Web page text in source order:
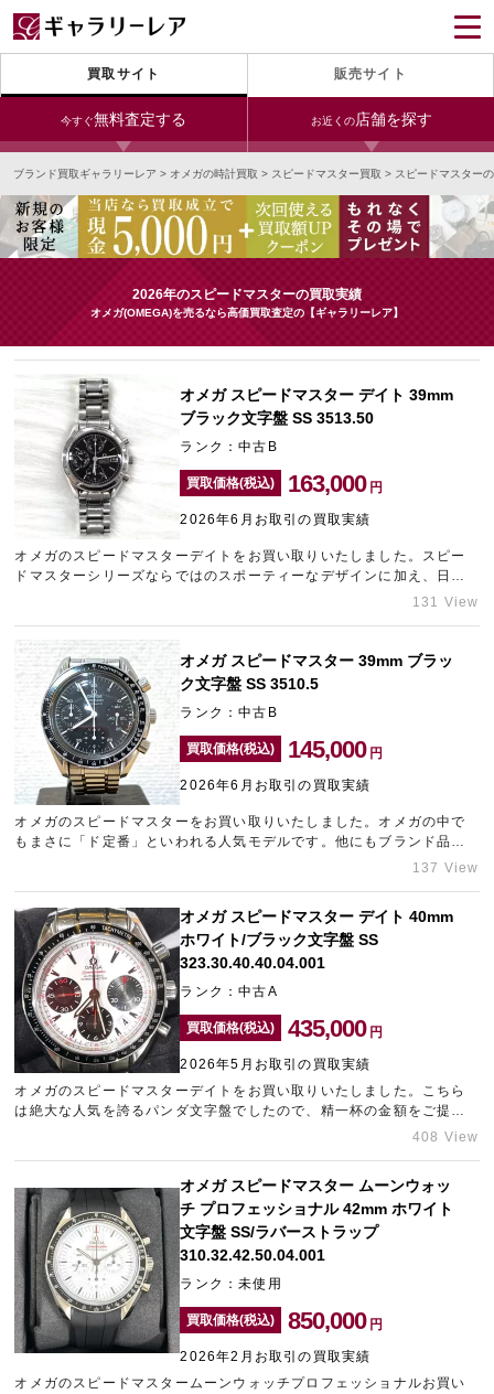
買取サイト 販売サイト
今すぐ無料査定する お近くの店舗を探す
今すぐLINE査定
24時間受付（対応時間10:00～19:00）
宅配買取を申し込む
無料の宅配キットをお届けします
今すぐ電話査定
受付時間 10:00～19:00
銀座本店 青山表参道店 新宿東口店
小田急新宿店
心斎橋本店 東心斎橋店 梅田店
なんば店 神戸元町(三宮)店 LAB大阪
中野ブロードウェイ
宅配買取を申し込む
無料の宅配キットをお届けします
ブランド買取ギャラリーレア > オメガの時計買取 > スピードマスター買取 > スピードマスター
2026年のスピードマスターの買取実績
オメガ(OMEGA)を売るなら高価買取査定の【ギャラリーレア】
オメガ スピードマスター デイト 39mm
ブラック文字盤 SS 3513.50
ランク：中古B
買取価格(税込) 163,000 円
2026年6月お取引の買取実績
オメガのスピードマスターデイトをお買い取りいたしました。スピー
ドマスターシリーズならではのスポーティーなデザインに加え、日常
使いに便利なデイト表示を備えた人気モデルです。ビジネスシーンか
品がない」そんなスピードマスターでもお買い取り可能です。ギャラ
リーレアLAB大阪ではブランド品の宅配買取を専門に行っておりま
す。
131 View
オメガ スピードマスター 39mm ブラッ
ク文字盤 SS 3510.5
ランク：中古B
買取価格(税込) 145,000 円
2026年6月お取引の買取実績
オメガのスピードマスターをお買い取りいたしました。オメガの中で
もまさに「ド定番」といわれる人気モデルです。他にもブランド品を
複数点お持ち込みいただけたため、目一杯の金額をご提示させていた
せ。
137 View
オメガ スピードマスター デイト 40mm
ホワイト/ブラック文字盤 SS
323.30.40.40.04.001
ランク：中古A
買取価格(税込) 435,000 円
2026年5月お取引の買取実績
オメガのスピードマスターデイトをお買い取りいたしました。こちら
は絶大な人気を誇るパンダ文字盤でしたので、精一杯の金額をご提示
させていただきました。現在お持ちのブランド時計の買取相場が気に
408 View
オメガ スピードマスター ムーンウォッ
チ プロフェッショナル 42mm ホワイト
文字盤 SS/ラバーストラップ
310.32.42.50.04.001
ランク：未使用
買取価格(税込) 850,000 円
2026年2月お取引の買取実績
オメガのスピードマスタームーンウォッチプロフェッショナルお買い